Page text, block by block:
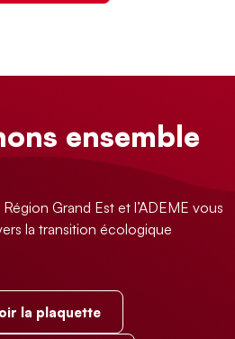
ensemble
Grand Est et l’ADEME vous
la transition écologique
la plaquette